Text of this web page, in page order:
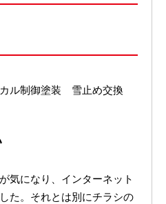
ル制御塗装 雪止め交換
気になり、インターネット
た。それとは別にチラシの